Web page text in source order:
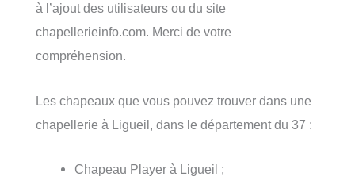
à l’ajout des utilisateurs ou du site
chapellerieinfo.com. Merci de votre
compréhension.
Les chapeaux que vous pouvez trouver dans une
chapellerie à Ligueil, dans le département du 37 :
Chapeau Player à Ligueil ;